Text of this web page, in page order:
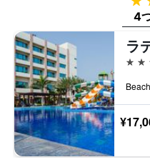
を
表
し
て
い
ま
す
表
の
Y
4
5つ